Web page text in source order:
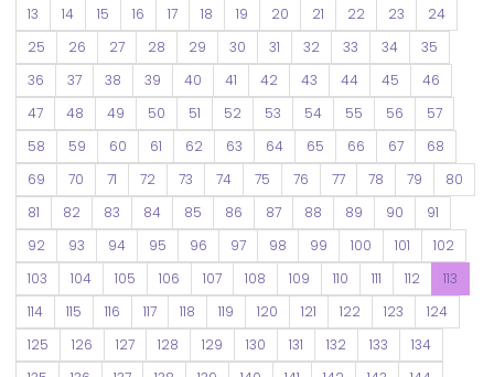
13
14 15 16 17 18 19 20 21 22 23
24
25
26 27 28 29 30 31 32 33 34
35
36
37 38 39 40 41 42 43 44 45
46
47
48 49 50 51 52 53 54 55 56
57
58
59 60 61 62 63 64 65 66 67
68
69
70 71 72 73 74 75 76 77 78 79
80
81
82 83 84 85 86 87 88 89 90
91
92
93 94 95 96 97 98 99 100 101
102
103
104 105 106 107 108 109 110 111 112
113
114
115 116 117 118 119 120 121 122 123
124
125
126 127 128 129 130 131 132 133
134